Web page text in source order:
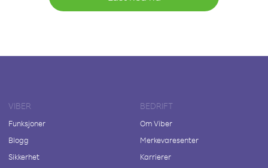
VIBER
Funksjoner
Blogg
Sikkerhet
BEDRIFT
Om Viber
Merkevaresenter
Karrierer